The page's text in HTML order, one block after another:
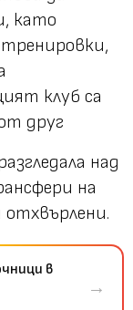
като
тренировки,
клуб са
друг
над
на
в
→